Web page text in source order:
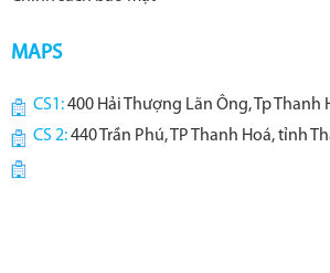
MAPS
CS1:400 Hải Thượng Lãn Ông, Tp Thanh
CS 2:440 Trần Phú, TP Thanh Hoá, tỉnh